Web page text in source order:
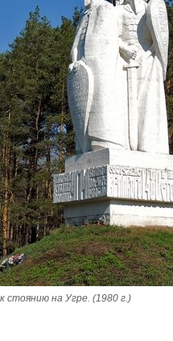
стоянию на Угре. (1980 г.)
найти своё место в жизни
Кирилл Мурышев